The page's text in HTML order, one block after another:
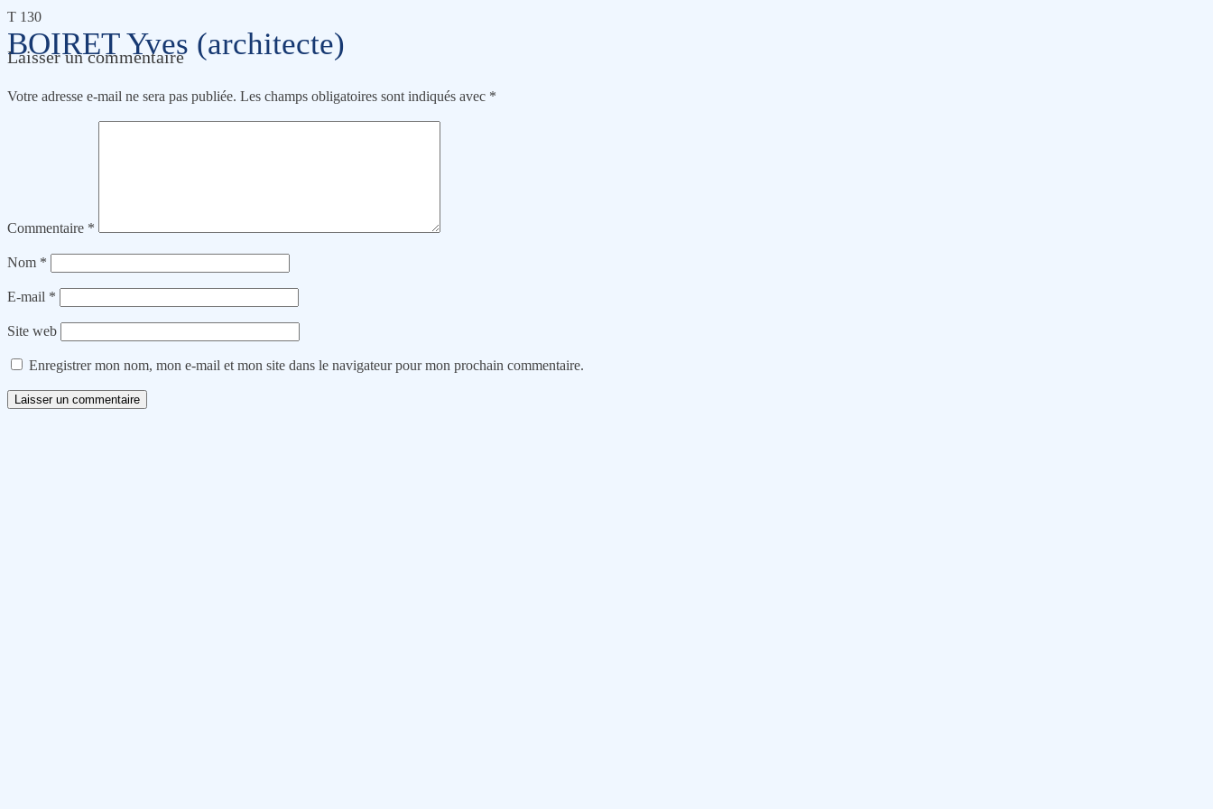
BOIRET Yves (architecte)
T 130
Laisser un commentaire
Votre adresse e-mail ne sera pas publiée. Les champs obligatoires sont indiqués avec *
Commentaire *
Nom *
E-mail *
Site web
Enregistrer mon nom, mon e-mail et mon site dans le navigateur pour mon prochain commentaire.